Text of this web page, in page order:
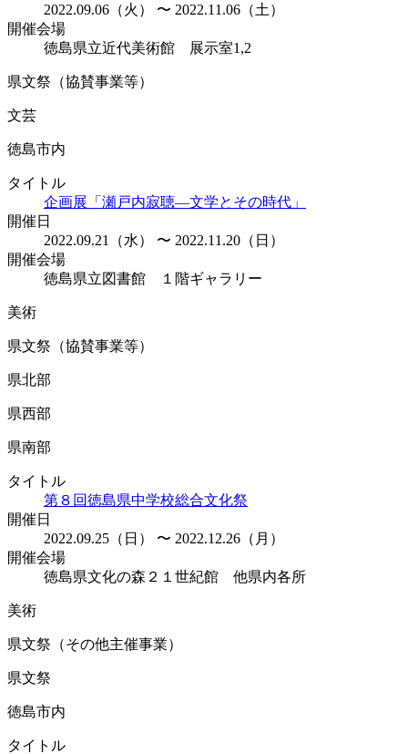
2022.09.06（火） 〜 2022.11.06（土）
開催会場
徳島県立近代美術館 展示室1,2
県文祭（協賛事業等）
文芸
徳島市内
タイトル
企画展「瀬戸内寂聴―文学とその時代」
開催日
2022.09.21（水） 〜 2022.11.20（日）
開催会場
徳島県立図書館 １階ギャラリー
美術
県文祭（協賛事業等）
県北部
県西部
県南部
タイトル
第８回徳島県中学校総合文化祭
開催日
2022.09.25（日） 〜 2022.12.26（月）
開催会場
徳島県文化の森２１世紀館 他県内各所
美術
県文祭（その他主催事業）
県文祭
徳島市内
タイトル